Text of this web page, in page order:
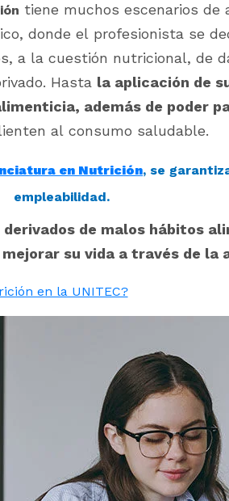
tiene muchos escenarios de
donde el profesionista se
a la cuestión nutricional, de
Hasta la aplicación de
además de poder
al consumo saludable.
en Nutrición, se
empleabilidad.
de malos hábitos
su vida a través de la
en la UNITEC?